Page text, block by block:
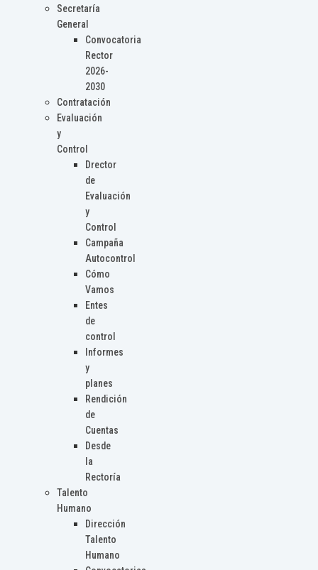
Secretaría
General
Convocatoria
Rector
2026-
2030
Contratación
Evaluación
y
Control
Drector
de
Evaluación
y
Control
Campaña
Autocontrol
Cómo
Vamos
Entes
de
control
Informes
y
planes
Rendición
de
Cuentas
Desde
la
Rectoría
Talento
Humano
Dirección
Talento
Humano